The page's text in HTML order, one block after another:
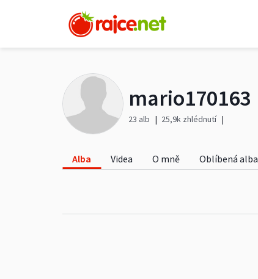
mario170163
23 alb
25,9k zhlédnutí
Alba Videa O mně Oblíbená alba